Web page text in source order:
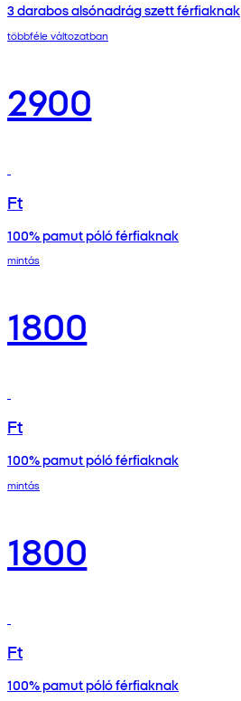
3 darabos alsónadrág szett férfiaknak
többféle változatban
2900
Ft
100% pamut póló férfiaknak
mintás
1800
Ft
100% pamut póló férfiaknak
mintás
1800
Ft
100% pamut póló férfiaknak